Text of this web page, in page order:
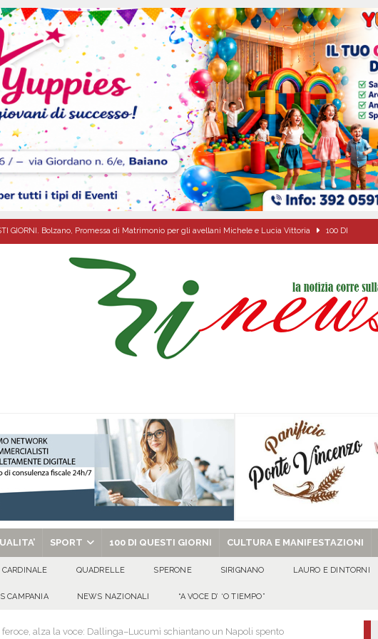
GIORNI. Bolzano, Promessa di Matrimonio per gli avellani Michele e Lucia Vittoria 100 DI
stradale: motociclista finisce in un canale dopo l’impatto con un’auto
di ABC Napoli in s.p.a.: il PD di Serino dice NO! «L’acqua nasce a Serino: pretendiamo
ambientali al fianco dell’amministrazione comunale» EVIDENZA
a Raffaella Navarretta di Quadrelle per i suoi 50 ann
Venerdì 29 agosto la chiesa celebra il Martirio di san Giovanni Battista e santa Sabina
SPORT 100 DI QUESTI GIORNI CULTURA E MANIFESTAZIONI
QUADRELLE SPERONE SIRIGNANO LAURO E DINTORNI
CAMPANIA NEWS NAZIONALI “A VOCE D’ ‘O TIEMPO”
feroce, alza la voce: Dallinga–Lucumì schiantano un Napoli spento